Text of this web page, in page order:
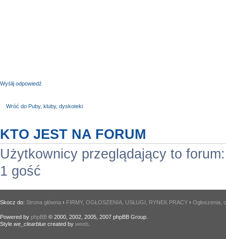
Wyślij odpowiedź
Wróć do Puby, kluby, dyskoteki
KTO JEST NA FORUM
Użytkownicy przeglądający to
1 gość
Skocz do: Strona główna › FIRMY, OGŁOSZENIA, USŁUGI, RYNEK PRACY › Ogłoszenia,
Powered by phpBB © 2000, 2002, 2005, 2007 phpBB Group.
Style we_clearblue created by weeb